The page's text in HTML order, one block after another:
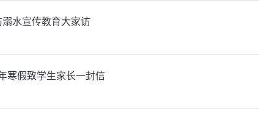
水宣传教育大家访
寒假致学生家长一封信